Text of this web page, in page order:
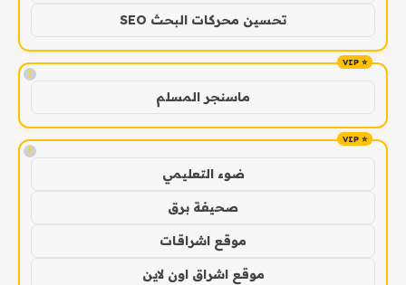
تحسين محركات البحث SEO
!
ماسنجر المسلم
!
ضوء التعليمي
صحيفة برق
موقع اشراقات
موقع اشراق اون لاين